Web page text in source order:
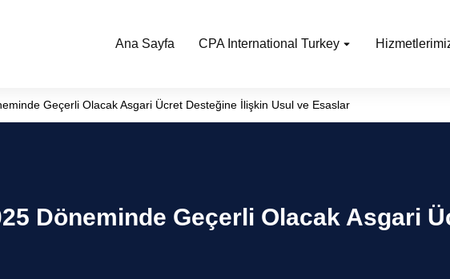
Ana Sayfa CPA International Turkey
Geçerli Olacak Asgari Ücret Desteğine İlişkin Usul ve Esaslar
Döneminde Geçerli Olacak Asgari